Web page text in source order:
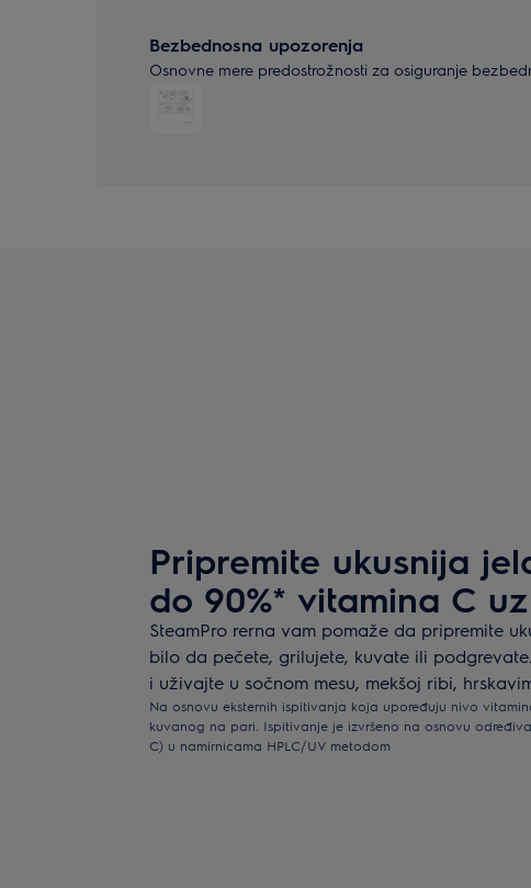
Bezbednosna upozorenja
Osnovne mere predostrožnosti za osiguranje
Pripremite ukusnija
do 90%* vitamina C
SteamPro rerna vam pomaže da pripremite
bilo da pečete, grilujete, kuvate ili
i uživajte u sočnom mesu, mekšoj ribi,
Na osnovu eksternih ispitivanja koja upoređuju nivo
kuvanog na pari. Ispitivanje je izvršeno na osnovu
C) u namirnicama HPLC/UV metodom